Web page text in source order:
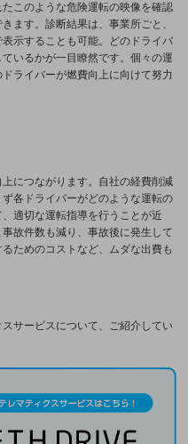
このような危険運転の映像を確認
ます。診断結果は、事業所ごと、
示することも可能。どのドライバ
いるかが一目瞭然です。個々の運
ライバーが燃費向上に向けて努力
につながります。自社の経費削減
各ドライバーがどのような運転の
適切な運転指導を行うことが近
故件数も減り、事故後に発生して
ためのコストなど、ムダな出費も
サービスについて、ご紹介してい